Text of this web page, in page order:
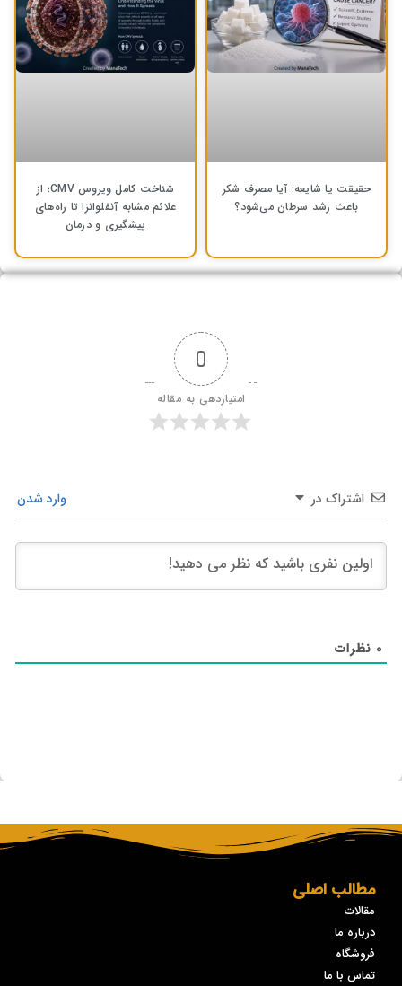
حقیقت یا شایعه: آیا مصرف شکر
باعث رشد سرطان می‌شود؟
شناخت کامل ویروس CMV؛ از
علائم مشابه آنفلوانزا تا راه‌های
پیشگیری و درمان
0
امتیازدهی به مقاله
اشتراک در وارد شدن
0 نظرات
مطالب اصلی
مقالات
درباره ما
فروشگاه
تماس با ما